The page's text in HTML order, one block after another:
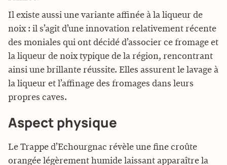
Il existe aussi une variante affinée à la liqueur de
noix : il s’agit d’une innovation relativement récente
des moniales qui ont décidé d’associer ce fromage et
la liqueur de noix typique de la région, rencontrant
ainsi une brillante réussite. Elles assurent le lavage à
la liqueur et l’affinage des fromages dans leurs
propres caves.
Aspect physique
Le Trappe d’Echourgnac révèle une fine croûte
orangée légèrement humide laissant apparaître la